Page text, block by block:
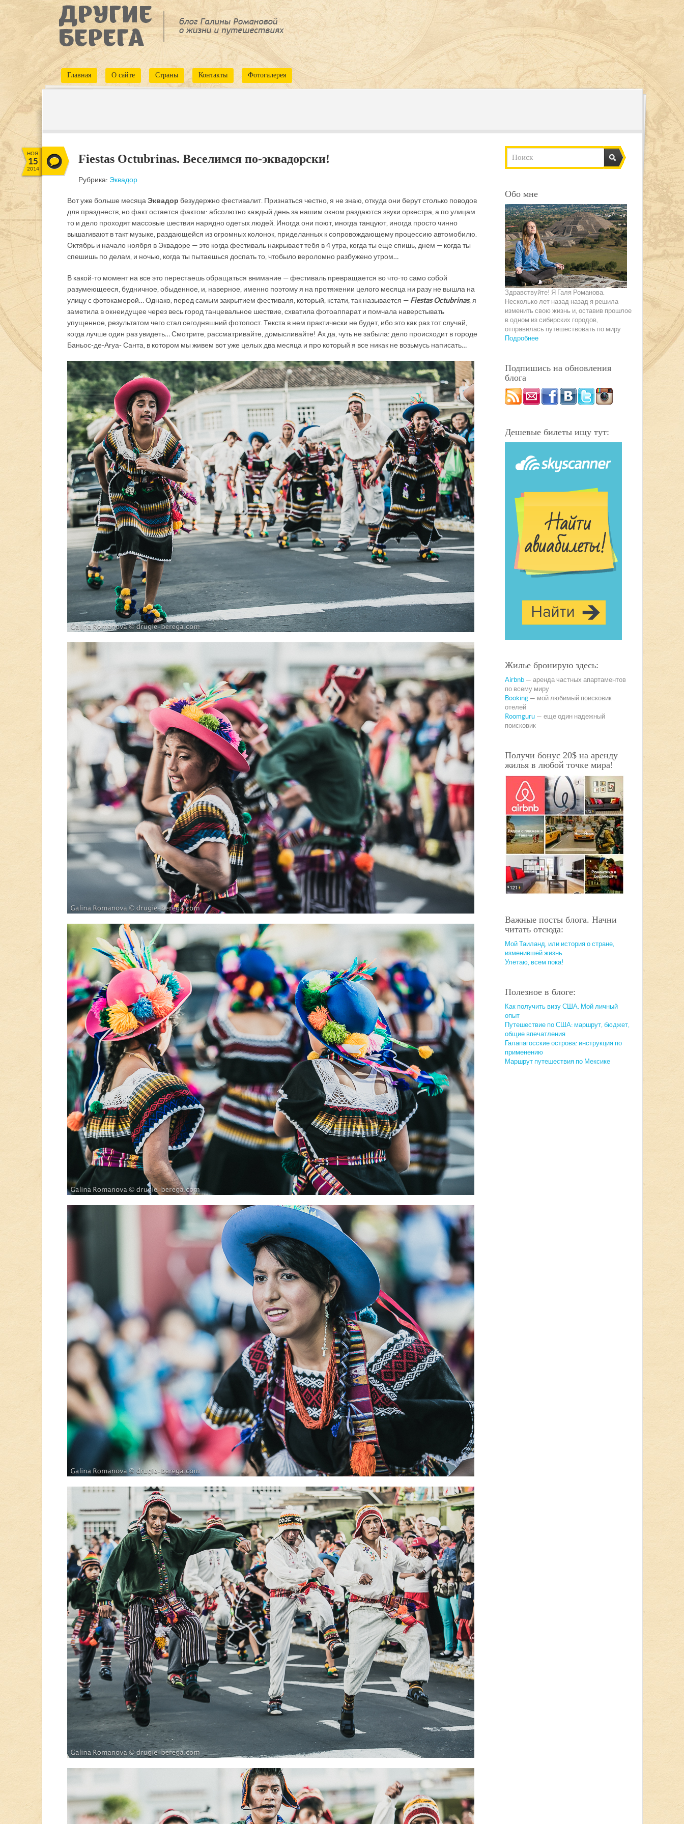
Главная О сайте Страны Контакты Фотогалерея
НОЯ
15
2014
Fiestas Octubrinas. Веселимся по-эквадорски!
Рубрика: Эквадор
Вот уже больше месяца Эквадор безудержно фестивалит. Признаться честно, я не знаю, откуда они берут столько поводов
для празднеств, но факт остается фактом: абсолютно каждый день за нашим окном раздаются звуки оркестра, а по улицам
то и дело проходят массовые шествия нарядно одетых людей. Иногда они поют, иногда танцуют, иногда просто чинно
вышагивают в такт музыке, раздающейся из огромных колонок, приделанных к сопровождающему процессию автомобилю.
Октябрь и начало ноября в Эквадоре — это когда фестиваль накрывает тебя в 4 утра, когда ты еще спишь, днем — когда ты
спешишь по делам, и ночью, когда ты пытаешься доспать то, чтобыло вероломно разбужено утром…
В какой-то момент на все это перестаешь обращаться внимание — фестиваль превращается во что-то само собой
разумеющееся, будничное, обыденное, и, наверное, именно поэтому я на протяжении целого месяца ни разу не вышла на
улицу с фотокамерой… Однако, перед самым закрытием фестиваля, который, кстати, так называется — Fiestas Octubrinas, я
заметила в окне идущее через весь город танцевальное шествие, схватила фотоаппарат и помчала наверстывать
упущенное, результатом чего стал сегодняшний фотопост. Текста в нем практически не будет, ибо это как раз тот случай,
когда лучше один раз увидеть… Смотрите, рассматривайте, домысливайте! Ах да, чуть не забыла: дело происходит в городе
Баньос-де-Агуа- Санта, в котором мы живем вот уже целых два месяца и про который я все никак не возьмусь написать…
Обо мне
Здравствуйте! Я Галя Романова.
Несколько лет назад назад я решила
изменить свою жизнь и, оставив прошлое
в одном из сибирских городов,
отправилась путешествовать по миру
Подробнее
Подпишись на обновления
блога
Дешевые билеты ищу тут:
Жилье бронирую здесь:
Airbnb — аренда частных апартаментов
по всему миру
Booking — мой любимый поисковик
отелей
Roomguru — еще один надежный
поисковик
Получи бонус 20$ на аренду
жилья в любой точке мира!
Важные посты блога. Начни
читать отсюда:
Мой Таиланд, или история о стране,
изменившей жизнь
Улетаю, всем пока!
Полезное в блоге:
Как получить визу США. Мой личный
опыт
Путешествие по США: маршрут, бюджет,
общие впечатления
Галапагосские острова: инструкция по
применению
Маршрут путешествия по Мексике